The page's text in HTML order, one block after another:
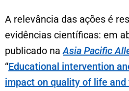
A relevância das ações é
evidências científicas: em
publicado naAsia Pacific
“Educational intervention
impact on quality of life